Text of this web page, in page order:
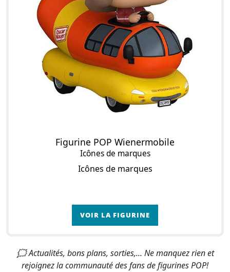
Figurine POP Wienermobile
Icônes de marques
Icônes de marques
VOIR LA FIGURINE
🗯 Actualités, bons plans, sorties,... Ne manquez rien et
rejoignez la communauté des fans de figurines POP!